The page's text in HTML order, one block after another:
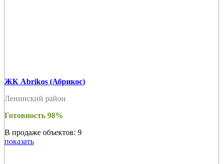
ЖК Abrikos (Абрикос)
Ленинский район
Готовность 98%
В продаже объектов: 9
показать